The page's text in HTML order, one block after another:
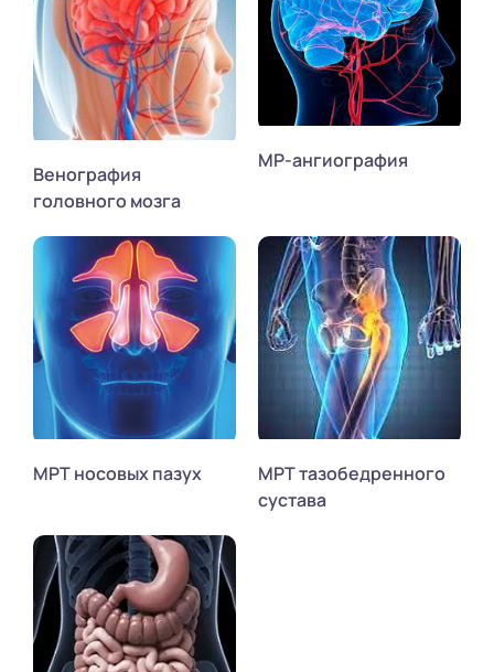
Венография
головного мозга
МР-ангиография
МРТ носовых пазух
МРТ тазобедренного
сустава